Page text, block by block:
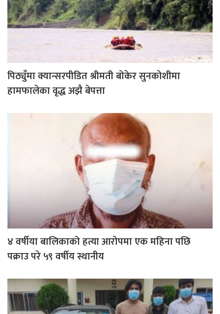
पिठ्युँमा क्यान्सरपीडित श्रीमती बोकेर सुनकोशीमा
हामफालेका वृद्ध अझै बेपत्ता
४ वर्षीया बालिकाको हत्या आरोपमा एक महिना पछि
पक्राउ परे ५९ वर्षीय स्थानीय